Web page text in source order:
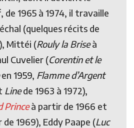
1965 à 1974, il travaille
(quelques récits de
), Mittéi (Rouly la Briseà
Cuvelier (Corentin et le
en 1959, Flamme d’Argent
Linede 1963 à 1972),
Princeà partir de 1966 et
1969), Eddy Paape (Luc